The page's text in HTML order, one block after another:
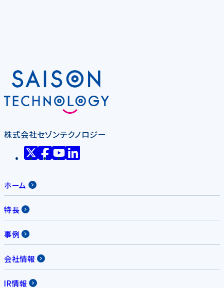
株式会社セゾンテクノロジー
ホーム
特長
事例
会社情報
IR情報